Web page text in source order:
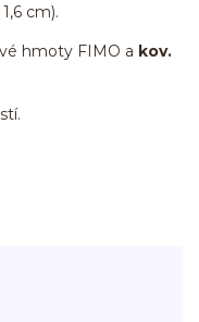
cm).
hmoty FIMO a kov.